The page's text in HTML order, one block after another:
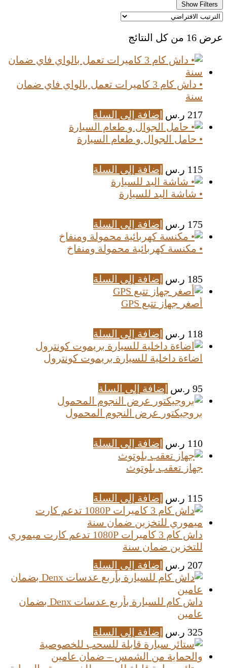
Show Filters
عرض ⁦16⁩ من كل النتائج
• داش كام 3 كاميرات تعمل بالواي فاي ضمان
سنة
217 ر.س إضافة إلى السلة
• حامل الجوال و طعام السيارة
115 ر.س إضافة إلى السلة
• شاشة اليد للسيارة
175 ر.س إضافة إلى السلة
• مكنسة كهربائية محمولة ومنفاخ
185 ر.س إضافة إلى السلة
أصغر جهاز تتبع GPS
118 ر.س إضافة إلى السلة
اضاءة داخلية للسيارة بريموت كونترول
95 ر.س إضافة إلى السلة
بروجيكتور عرض النجوم المحمول
110 ر.س إضافة إلى السلة
جهاز تعقب بلوتوث
115 ر.س إضافة إلى السلة
داش كام 3 كاميرات 1080P تدعم كارت ميموري
للتخزين ضمان سنة
207 ر.س إضافة إلى السلة
داش كام للسيارة بأربع عدسات Denx بضمان
عامين
325 ر.س إضافة إلى السلة